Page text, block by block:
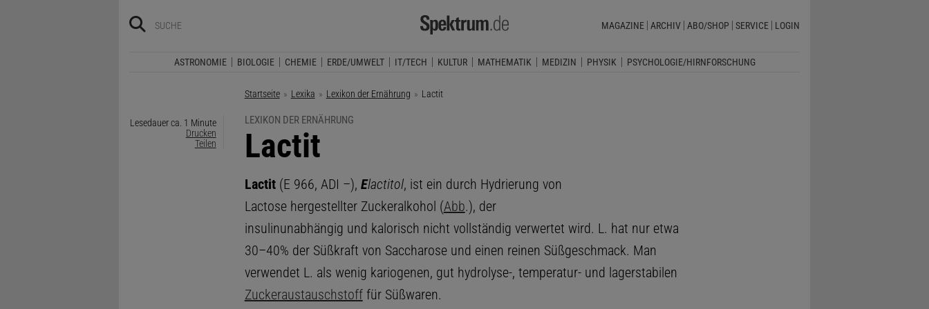
MAGAZINE ARCHIV ABO/SHOP SERVICE LOGIN
ASTRONOMIE BIOLOGIE CHEMIE ERDE/UMWELT IT/TECH KULTUR MATHEMATIK MEDIZIN PHYSIK PSYCHOLOGIE/HIRNFORSCHUNG
Startseite Lexika Lexikon der Ernährung Aktuelle Seite:
Lactit
Lesedauer ca. 1 Minute
Drucken
Teilen
LEXIKON DER ERNÄHRUNG
:
Lactit
Lactit(E 966, ADI –), Elactitol, ist ein durch Hydrierung von
Lactose hergestellter Zuckeralkohol (Abb.), der
insulinunabhängig und kalorisch nicht vollständig verwertet wird. L. hat nur etwa
30–40% der Süßkraft von Saccharose und einen reinen Süßgeschmack. Man
verwendet L. als wenig kariogenen, gut hydrolyse-, temperatur- und lagerstabilen
Zuckeraustauschstofffür Süßwaren.